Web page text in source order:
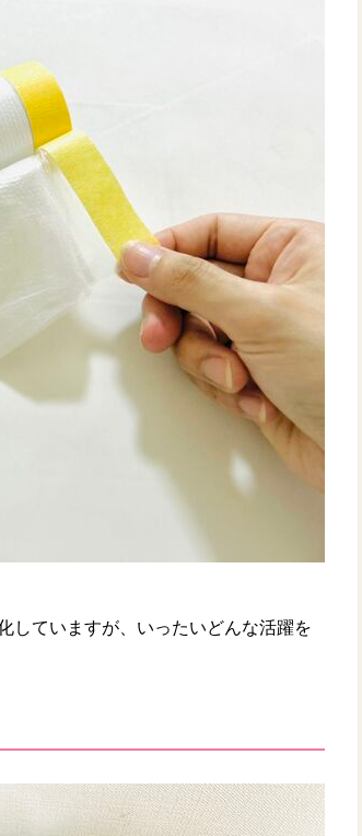
していますが、いったいどんな活躍を